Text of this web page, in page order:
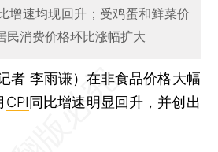
增速均现回升；受鸡蛋和鲜菜价
民消费价格环比涨幅扩大
者 李雨谦） 在非食品价格大幅
CPI 同比增速明显回升，并创出